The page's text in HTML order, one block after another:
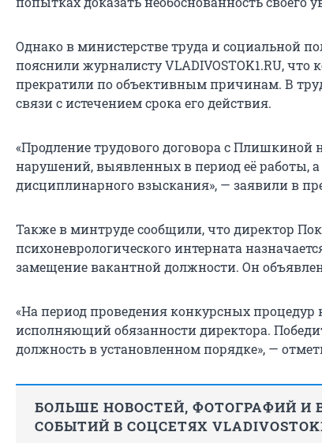
Однако в министерстве труда и социальной
пояснили журналисту VLADIVOSTOK1.RU,
прекратили по объективным причинам. В
связи с истечением срока его действия.
«Продление трудового договора с Плишкиной
нарушений, выявленных в период её работы,
дисциплинарного взыскания», — заявили в
Также в минтруде сообщили, что директор
психоневрологического интерната
замещение вакантной должности. Он
«На период проведения конкурсных процедур
исполняющий обязанности директора.
должность в установленном порядке», —
БОЛЬШЕ НОВОСТЕЙ, ФОТОГРАФИЙ И
СОБЫТИЙ В СОЦСЕТЯХ